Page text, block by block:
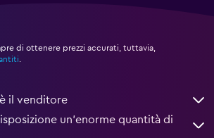
di ottenere prezzi accurati, tuttavia,
.
il venditore
un’enorme quantità di